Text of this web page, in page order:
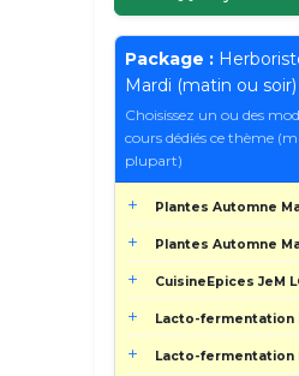
Package :
Mardi (matin ou soir)
Choisissez un ou des
cours dédiés ce thème
plupart)
Plantes Automne
Plantes Automne
CuisineEpices JeM
Lacto-fermentation
Lacto-fermentation